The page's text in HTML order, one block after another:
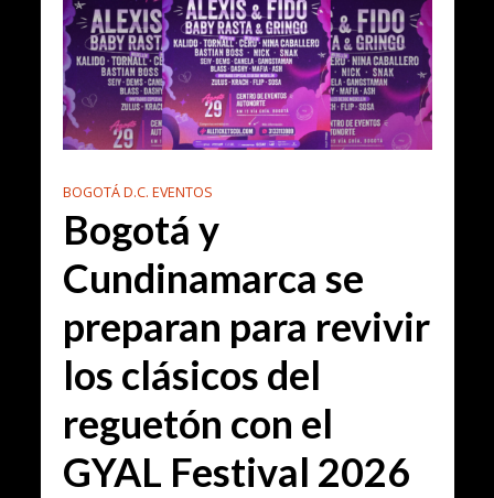
BOGOTÁ D.C. EVENTOS
Bogotá y
Cundinamarca se
preparan para revivir
los clásicos del
reguetón con el
GYAL Festival 2026